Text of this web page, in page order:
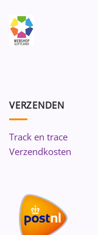
VERZENDEN
Track en trace
Verzendkosten